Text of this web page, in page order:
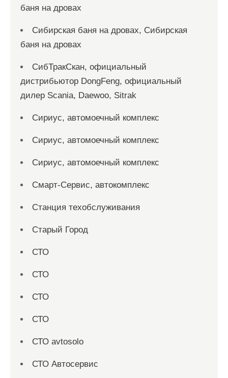
баня на дровах
Сибирская баня на дровах, Сибирская
баня на дровах
СибТракСкан, официальный
дистрибьютор DongFeng, официальный
дилер Scania, Daewoo, Sitrak
Сириус, автомоечный комплекс
Сириус, автомоечный комплекс
Сириус, автомоечный комплекс
Смарт-Сервис, автокомплекс
Станция техобслуживания
Старый Город
СТО
СТО
СТО
СТО
СТО avtosolo
СТО Автосервис